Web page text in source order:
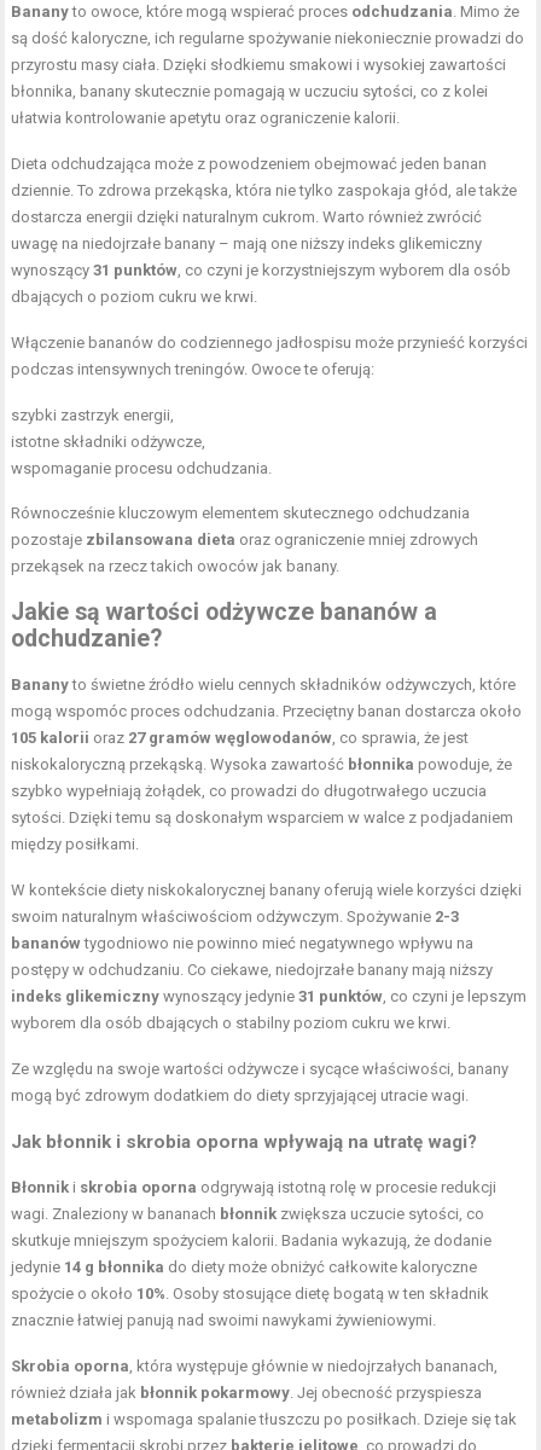
Bananyto owoce, które mogą wspierać proces odchudzania . Mimo że
są dość kaloryczne, ich regularne spożywanie niekoniecznie prowadzi do
przyrostu masy ciała. Dzięki słodkiemu smakowi i wysokiej zawartości
błonnika, banany skutecznie pomagają w uczuciu sytości, co z kolei
ułatwia kontrolowanie apetytu oraz ograniczenie kalorii.
Dieta odchudzająca może z powodzeniem obejmować jeden banan
dziennie. To zdrowa przekąska, która nie tylko zaspokaja głód, ale także
dostarcza energii dzięki naturalnym cukrom. Warto również zwrócić
uwagę na niedojrzałe banany – mają one niższy indeks glikemiczny
wynoszący31 punktów , co czyni je korzystniejszym wyborem dla osób
dbających o poziom cukru we krwi.
Włączenie bananów do codziennego jadłospisu może przynieść korzyści
podczas intensywnych treningów. Owoce te oferują:
szybki zastrzyk energii,
istotne składniki odżywcze,
wspomaganie procesu odchudzania.
Równocześnie kluczowym elementem skutecznego odchudzania
pozostaje zbilansowana dieta oraz ograniczenie mniej zdrowych
przekąsek na rzecz takich owoców jak banany.
Jakie są wartości odżywcze bananów a
odchudzanie?
Bananyto świetne źródło wielu cennych składników odżywczych, które
mogą wspomóc proces odchudzania. Przeciętny banan dostarcza około
105 kalorii oraz 27 gramów węglowodanów , co sprawia, że jest
niskokaloryczną przekąską. Wysoka zawartość błonnika powoduje, że
szybko wypełniają żołądek, co prowadzi do długotrwałego uczucia
sytości. Dzięki temu są doskonałym wsparciem w walce z podjadaniem
między posiłkami.
W kontekście diety niskokalorycznej banany oferują wiele korzyści dzięki
swoim naturalnym właściwościom odżywczym. Spożywanie 2-3
bananówtygodniowo nie powinno mieć negatywnego wpływu na
postępy w odchudzaniu. Co ciekawe, niedojrzałe banany mają niższy
indeks glikemiczny wynoszący jedynie31 punktów , co czyni je lepszym
wyborem dla osób dbających o stabilny poziom cukru we krwi.
Ze względu na swoje wartości odżywcze i sycące właściwości, banany
mogą być zdrowym dodatkiem do diety sprzyjającej utracie wagi.
Jak błonnik i skrobia oporna wpływają na utratę wagi?
Błonnik i skrobia oporna odgrywają istotną rolę w procesie redukcji
wagi. Znaleziony w bananach błonnik zwiększa uczucie sytości, co
skutkuje mniejszym spożyciem kalorii. Badania wykazują, że dodanie
jedynie 14 g błonnika do diety może obniżyć całkowite kaloryczne
spożycie o około 10% . Osoby stosujące dietę bogatą w ten składnik
znacznie łatwiej panują nad swoimi nawykami żywieniowymi
Skrobia oporna , która występuje głównie w niedojrzałych bananach,
również działa jak błonnik pokarmowy . Jej obecność przyspiesza
metabolizm i wspomaga spalanie tłuszczu po posiłkach. Dzieje się tak
dzięki fermentacji skrobi przez bakterie jelitowe , co prowadzi do